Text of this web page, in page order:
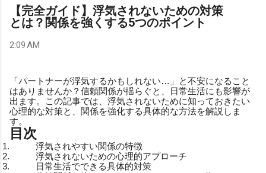
【完全ガイド】浮気されないための対策
とは？関係を強くする5つのポイント
2:09 AM
「パートナーが浮気するかもしれない…」と不安になること
はありませんか？信頼関係が揺らぐと、日常生活にも影響が
出ます。この記事では、浮気されないために知っておきたい
心理的な対策と、関係を強化する具体的な方法を解説しま
す。
目次
浮気されやすい関係の特徴
浮気されないための心理的アプローチ
日常生活でできる具体的対策